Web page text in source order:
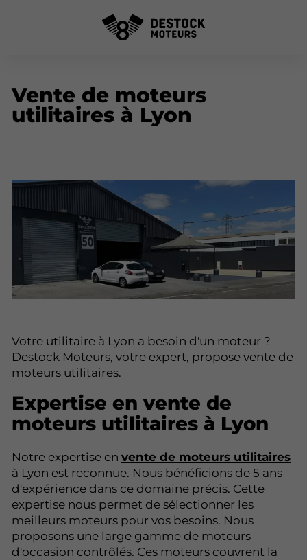
Vente de moteurs
utilitaires à Lyon
Votre utilitaire à Lyon a besoin d'un moteur ?
Destock Moteurs, votre expert, propose vente de
moteurs utilitaires.
Expertise en vente de
moteurs utilitaires à Lyon
Notre expertise en vente de moteurs utilitaires
à Lyon est reconnue. Nous bénéficions de 5 ans
d'expérience dans ce domaine précis. Cette
expertise nous permet de sélectionner les
meilleurs moteurs pour vos besoins. Nous
proposons une large gamme de moteurs
d'occasion contrôlés. Ces moteurs couvrent la